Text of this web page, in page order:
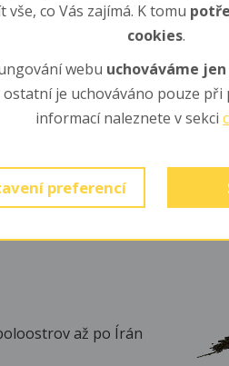
myší poměrně velká a
3 týdny a odstavuje již po 2 - 5
a plži
až po Írán
vše, co Vás zajímá. K tomu
cookies.
webu uchováváme
ostatní je uchováváno pouze
informací naleznete v sekci
preferencí